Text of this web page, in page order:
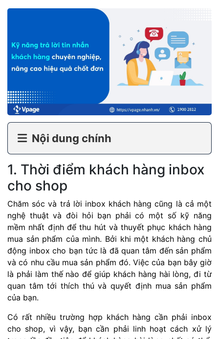
Nội dung chính
1. Thời điểm khách hàng inbox
cho shop
Chăm sóc và trả lời inbox khách hàng cũng là cả một
nghệ thuật và đòi hỏi bạn phải có một số kỹ năng
mềm nhất định để thu hút và thuyết phục khách hàng
mua sản phẩm của mình. Bởi khi một khách hàng chủ
động inbox cho bạn tức là đã quan tâm đến sản phẩm
và có nhu cầu mua sản phẩm đó. Việc của bạn bây giờ
là phải làm thế nào để giúp khách hàng hài lòng, đi từ
quan tâm tới thích thú và quyết định mua sản phẩm
của bạn.
Có rất nhiều trường hợp khách hàng cần phải inbox
cho shop, vì vậy, bạn cần phải linh hoạt cách xử lý